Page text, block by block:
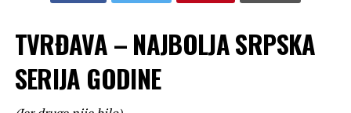
TVRĐAVA – NAJBOLJA SRPSKA
SERIJA GODINE